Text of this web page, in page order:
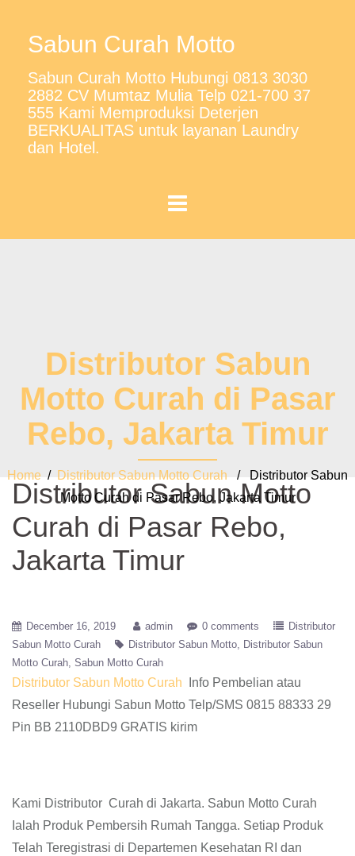
Sabun Curah Motto
Sabun Curah Motto Hubungi 0813 3030
2882 CV Mumtaz Mulia Telp 021-700 37
555 Kami Memproduksi Deterjen
BERKUALITAS untuk layanan Laundry
dan Hotel.
Distributor Sabun
Motto Curah di Pasar
Rebo, Jakarta Timur
Home / Distributor Sabun Motto Curah / Distributor Sabun
Motto Curah di Pasar Rebo, Jakarta Timur
Distributor Sabun Motto
Curah di Pasar Rebo,
Jakarta Timur
December 16, 2019 admin 0 comments
Distributor
Sabun Motto Curah
Distributor Sabun Motto
Distributor Sabun
Motto Curah Sabun Motto Curah
Distributor Sabun Motto Curah
Info Pembelian atau
Reseller Hubungi Sabun Motto Telp/SMS 0815 88333 29
Pin BB 2110DBD9 GRATIS kirim
Kami Distributor Curah di Jakarta. Sabun Motto Curah
Ialah Produk Pembersih Rumah Tangga. Setiap Produk
Telah Teregistrasi di Departemen Kesehatan RI dan